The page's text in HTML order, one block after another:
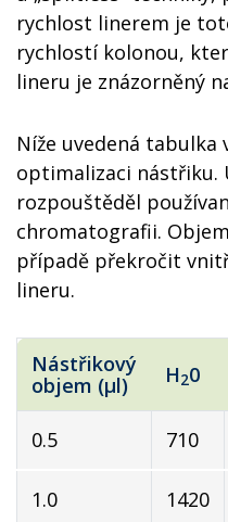
rychlost linerem je
rychlostí kolonou,
lineru je znázorněný
Níže uvedená tabulka
optimalizaci nástřiku.
rozpouštěděl
chromatografii.
případě překročit
lineru.
Nástřikový
objem (µl)
H20
0.5 710
1.0 1420